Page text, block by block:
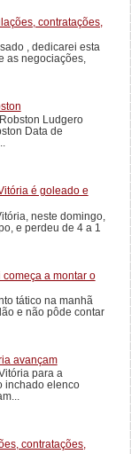
contratações,
, dedicarei esta
as negociações,
Ludgero
Data de
é goleado e
neste domingo,
e perdeu de 4 a 1
a montar o
tático na manhã
e não pôde contar
avançam
para a
inchado elenco
contratações,